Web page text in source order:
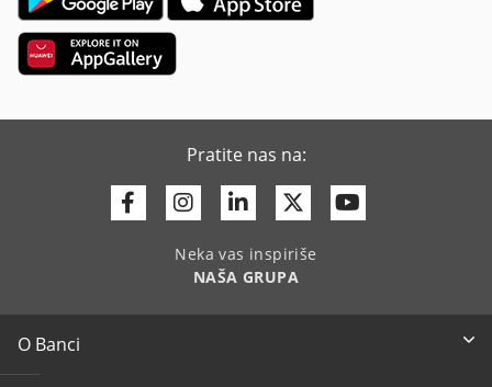
Pratite nas na:
FacebookInstagram
LinkedinTwitter
Neka vas inspiriše
NAŠA GRUPA
O Banci